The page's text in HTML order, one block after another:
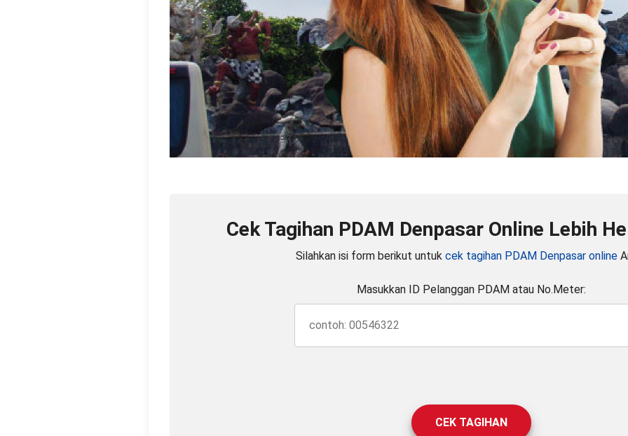
Cek Tagihan PDAM Denpasar Online Lebih
Silahkan isi form berikut untuk cek tagihan PDAM Denpasar online
Masukkan ID Pelanggan PDAM atau No.Meter:
CEK TAGIHAN